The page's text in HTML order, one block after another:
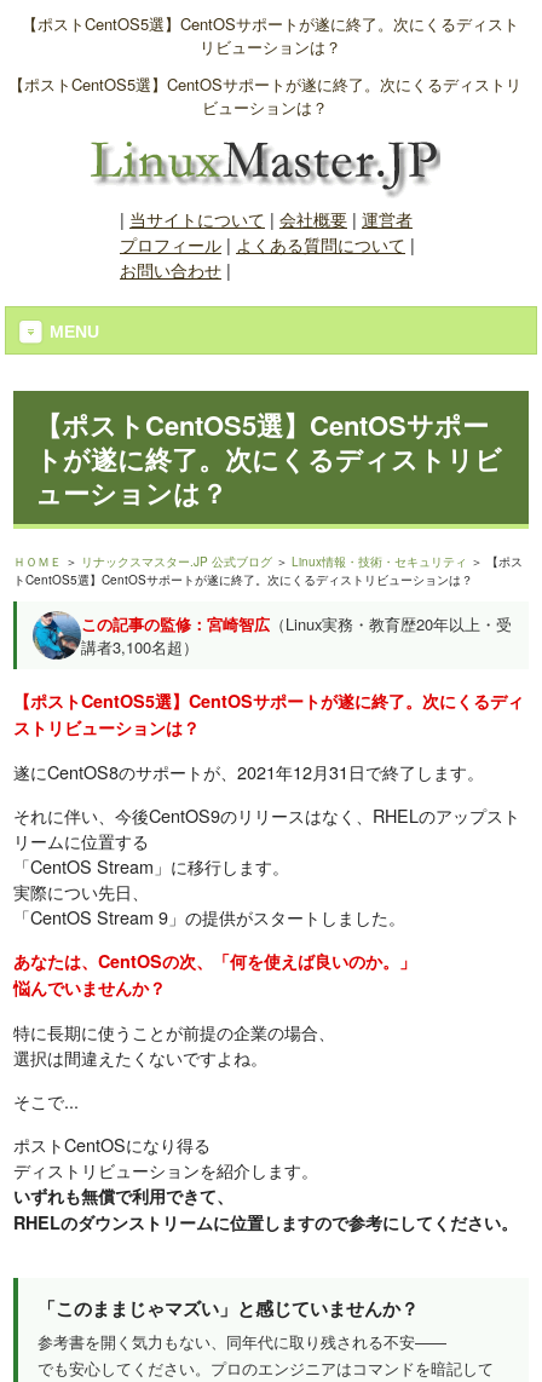
【ポストCentOS5選】CentOSサポートが遂に終了。次にくるディスト
リビューションは？
【ポストCentOS5選】CentOSサポートが遂に終了。次にくるディストリ
ビューションは？
| 当サイトについて | 会社概要| 運営者
プロフィール| よくある質問について |
お問い合わせ|
MENU
【ポストCentOS5選】CentOSサポー
トが遂に終了。次にくるディストリビ
ューションは？
ＨＯＭＥ ＞ リナックスマスター.JP 公式ブログ ＞Linux情報・技術・セキュリティ ＞ 【ポス
トCentOS5選】CentOSサポートが遂に終了。次にくるディストリビューションは？
この記事の監修：宮崎智広 （Linux実務・教育歴20年以上・受
講者3,100名超）
【ポストCentOS5選】CentOSサポートが遂に終了。次にくるディ
ストリビューションは？
遂にCentOS8のサポートが、2021年12月31日で終了します。
それに伴い、今後CentOS9のリリースはなく、RHELのアップスト
リームに位置する
「CentOS Stream」に移行します。
実際につい先日、
「CentOS Stream 9」の提供がスタートしました。
あなたは、CentOSの次、「何を使えば良いのか。」
悩んでいませんか？
特に長期に使うことが前提の企業の場合、
選択は間違えたくないですよね。
そこで...
ポストCentOSになり得る
ディストリビューションを紹介します。
いずれも無償で利用できて、
RHELのダウンストリームに位置しますので参考にしてください。
「このままじゃマズい」と感じていませんか？
参考書を開く気力もない、同年代に取り残される不安——
でも安心してください。プロのエンジニアはコマンドを暗記して